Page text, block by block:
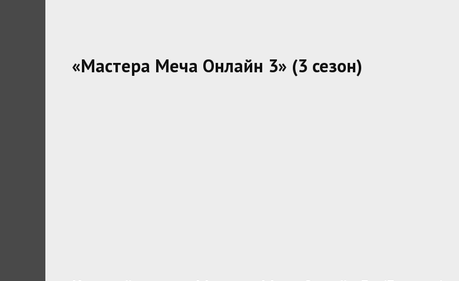
«Мастера Меча Онлайн 3» (3 сезон)